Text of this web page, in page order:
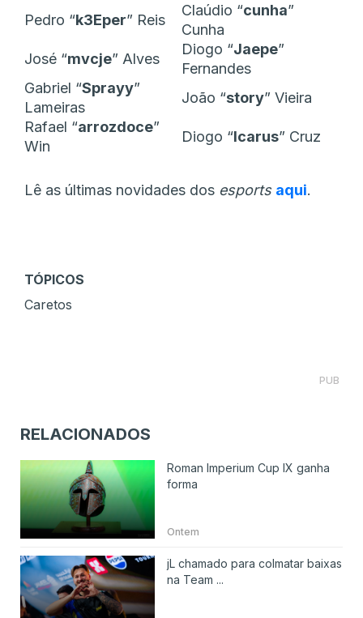
Pedro “k3Eper” Reis
Claúdio “cunha”
Cunha
José “mvcje” Alves
Diogo “Jaepe”
Fernandes
Gabriel “Sprayy”
Lameiras
João “story” Vieira
Rafael “arrozdoce”
Win
Diogo “Icarus” Cruz
Lê as últimas novidades dos esports aqui.
TÓPICOS
Caretos
PUB
RELACIONADOS
Roman Imperium Cup IX ganha
forma
Ontem
jL chamado para colmatar baixas
na Team ...